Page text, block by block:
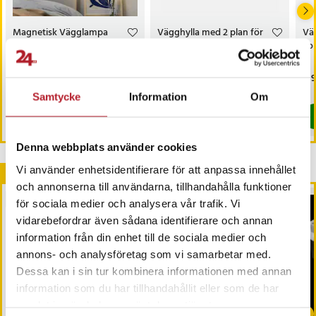
Samtycke Information Om
Denna webbplats använder cookies
Vi använder enhetsidentifierare för att anpassa innehållet
och annonserna till användarna, tillhandahålla funktioner
för sociala medier och analysera vår trafik. Vi
vidarebefordrar även sådana identifierare och annan
information från din enhet till de sociala medier och
annons- och analysföretag som vi samarbetar med.
Dessa kan i sin tur kombinera informationen med annan
information som du har tillhandahållit eller som de har
Magnetisk Vägglampa
med uppladdningsbart
batteri - Vit
I lager, levereras inom 1-2 vardagar
Köp
Vägghylla med 2 plan för
I lager, levereras inom 1-2 vardagar
Andra köpte också
BÄSTSÄLJARE